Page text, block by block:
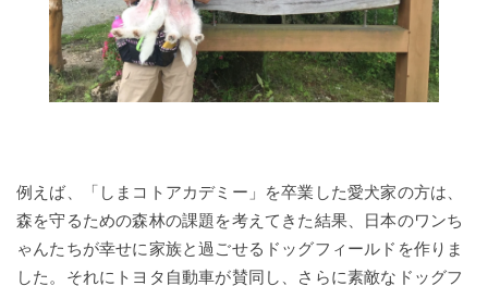
例えば、「しまコトアカデミー」を卒業した愛犬家の方は、
森を守るための森林の課題を考えてきた結果、日本のワンち
ゃんたちが幸せに家族と過ごせるドッグフィールドを作りま
した。それにトヨタ自動車が賛同し、さらに素敵なドッグフ